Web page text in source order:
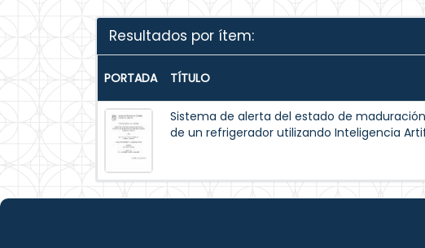
Resultados por ítem:
PORTADA TÍTULO
Sistema de alerta del estado de
de un refrigerador utilizando Inteligencia